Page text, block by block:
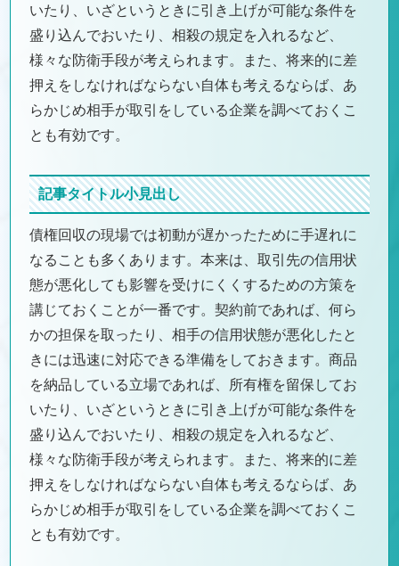
いたり、いざというときに引き上げが可能な条件を
盛り込んでおいたり、相殺の規定を入れるなど、
様々な防衛手段が考えられます。また、将来的に差
押えをしなければならない自体も考えるならば、あ
らかじめ相手が取引をしている企業を調べておくこ
とも有効です。
記事タイトル小見出し
債権回収の現場では初動が遅かったために手遅れに
なることも多くあります。本来は、取引先の信用状
態が悪化しても影響を受けにくくするための方策を
講じておくことが一番です。契約前であれば、何ら
かの担保を取ったり、相手の信用状態が悪化したと
きには迅速に対応できる準備をしておきます。商品
を納品している立場であれば、所有権を留保してお
いたり、いざというときに引き上げが可能な条件を
盛り込んでおいたり、相殺の規定を入れるなど、
様々な防衛手段が考えられます。また、将来的に差
押えをしなければならない自体も考えるならば、あ
らかじめ相手が取引をしている企業を調べておくこ
とも有効です。